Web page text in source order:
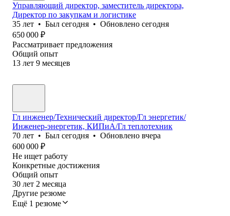
Управляющий директор, заместитель директора,
Директор по закупкам и логистике
35 лет • Был сегодня • Обновлено сегодня
650 000 ₽
Рассматривает предложения
Общий опыт
13 лет 9 месяцев
Гл инженер/Технический директор/Гл энергетик/
Инженер-энергетик, КИПиА/Гл теплотехник
70 лет • Был сегодня • Обновлено вчера
600 000 ₽
Не ищет работу
Конкретные достижения
Общий опыт
30 лет 2 месяца
Другие резюме
Ещё 1 резюме